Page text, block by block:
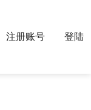
注册账号 登陆